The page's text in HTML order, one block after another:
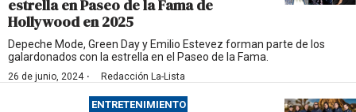
u
estrella en Paseo de la Fama de
Hollywood en 2025
Depeche Mode, Green Day y Emilio Estevez forman parte de los
galardonados con la estrella en el Paseo de la Fama.
26 de junio, 2024· Redacción La-Lista
ENTRETENIMIENTO